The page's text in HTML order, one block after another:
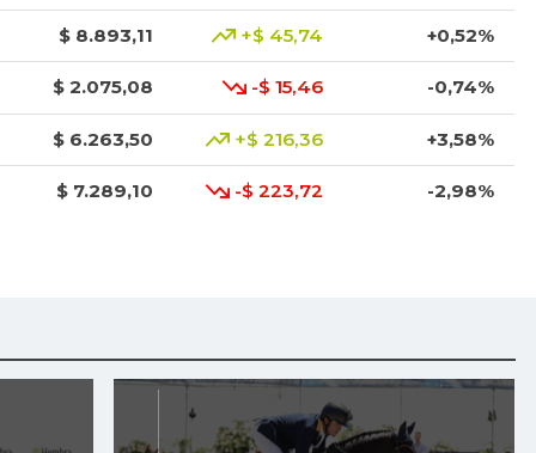
$ 8.893,11 +$ 45,74 +0,52%
$ 2.075,08 -$ 15,46 -0,74%
$ 6.263,50 +$ 216,36 +3,58%
$ 7.289,10 -$ 223,72 -2,98%
-3,45%